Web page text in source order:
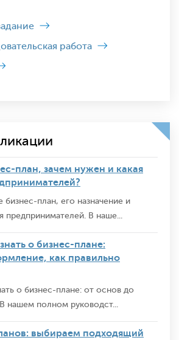
работа
план, зачем нужен и какая
бизнес-план, его назначение и
предпринимателей. В наше...
о бизнес-плане:
как правильно
о бизнес-плане: от основ до
нашем полном руководст...
выбираем подходящий